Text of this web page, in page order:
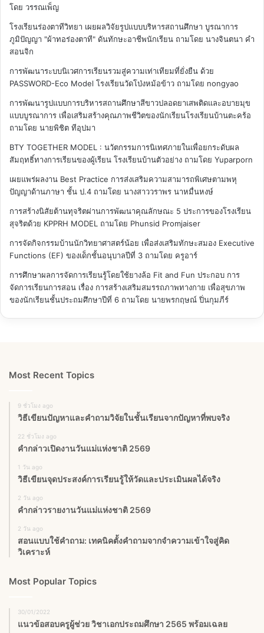
โดย วรรณเพ็ญ
โรงเรียนร่องตาทีวิทยา เผยผลวิจัยรูปแบบบริหารสถานศึกษา บูรณาการ
ภูมิปัญญา "ผ้าทอร่องตาที" ดันทักษะอาชีพนักเรียน ถามโดย นางจินตนา คำ
สอนจิก
การพัฒนาระบบนิเวศการเรียนรวมสู่ความเท่าเทียมที่ยั่งยืน ด้วย
PASSWORD-Eco Model โรงเรียนวัดโป่งหม้อข้าว ถามโดย nongyao
การพัฒนารูปแบบการบริหารสถานศึกษาสีขาวปลอดยาเสพติดและอบายมุข
แบบบูรณาการ เพื่อเสริมสร้างคุณภาพชีวิตของนักเรียนโรงเรียนบ้านตะคร้อ
ถามโดย นายพิชิต ทีอุปมา
BTY TOGETHER MODEL : นวัตกรรมการนิเทศภายในเพื่อยกระดับผล
สัมฤทธิ์ทางการเรียนของผู้เรียน โรงเรียนบ้านตัวอย่าง ถามโดย Yuparporn
เผยแพร่ผลงาน Best Practice การส่งเสริมความสามารถพิเศษตามพหุ
ปัญญาด้านภาษา ชั้น ป.4 ถามโดย นางสาววราพร นาหมื่นหงษ์
การสร้างนิสัยต้านทุจริตผ่านการพัฒนาคุณลักษณะ 5 ประการของโรงเรียน
สุจริตด้วย KPPRH MODEL ถามโดย Phunsid Promjaiser
การจัดกิจกรรมบ้านนักวิทยาศาสตร์น้อย เพื่อส่งเสริมทักษะสมอง Executive
Functions (EF) ของเด็กชั้นอนุบาลปีที่ 3 ถามโดย ครูอาร์
การศึกษาผลการจัดการเรียนรู้โดยใช้ยางล้อ Fit and Fun ประกอบ การ
จัดการเรียนการสอน เรื่อง การสร้างเสริมสมรรถภาพทางกาย เพื่อสุขภาพ
ของนักเรียนชั้นประถมศึกษาปีที่ 6 ถามโดย นายพรกฤษณ์ ปิ่นกุมภีร์
Most Recent Topics
9 ชั่วโมง ago
วิธีเขียนปัญหาและคำถามวิจัยในชั้นเรียนจากปัญหาที่พบจริง
22 ชั่วโมง ago
คำกล่าวเปิดงานวันแม่แห่งชาติ 2569
1 วัน ago
วิธีเขียนจุดประสงค์การเรียนรู้ให้วัดและประเมินผลได้จริง
2 วัน ago
คำกล่าวรายงานวันแม่แห่งชาติ 2569
2 วัน ago
สอนแบบใช้คำถาม: เทคนิคตั้งคำถามจากจำความเข้าใจสู่คิด
วิเคราะห์
Most Popular Topics
30/01/2022
แนวข้อสอบครูผู้ช่วย วิชาเอกประถมศึกษา 2565 พร้อมเฉลย